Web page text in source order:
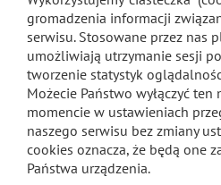
gromadzenia informacji
serwisu. Stosowane przez nas
umożliwiają utrzymanie sesji
tworzenie statystyk
Możecie Państwo wyłączyć
momencie w ustawieniach
naszego serwisu bez zmiany
cookies oznacza, że będą one
Państwa urządzenia.